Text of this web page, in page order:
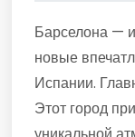
Барселона —
новые
Испании.
Этот город